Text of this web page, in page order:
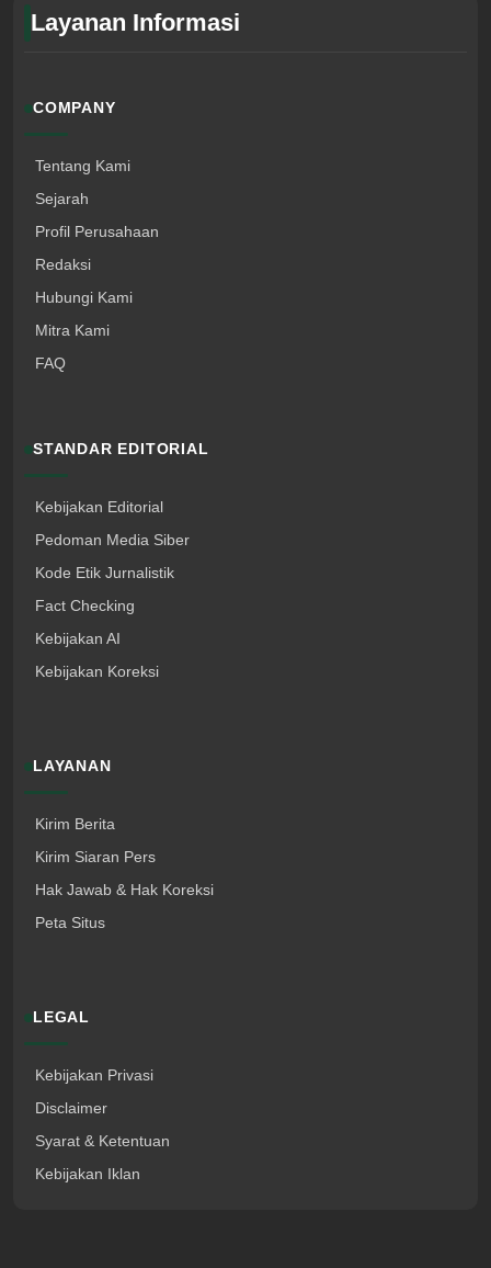
Layanan Informasi
COMPANY
Tentang Kami
Sejarah
Profil Perusahaan
Redaksi
Hubungi Kami
Mitra Kami
FAQ
STANDAR EDITORIAL
Kebijakan Editorial
Pedoman Media Siber
Kode Etik Jurnalistik
Fact Checking
Kebijakan AI
Kebijakan Koreksi
LAYANAN
Kirim Berita
Kirim Siaran Pers
Hak Jawab & Hak Koreksi
Peta Situs
LEGAL
Kebijakan Privasi
Disclaimer
Syarat & Ketentuan
Kebijakan Iklan